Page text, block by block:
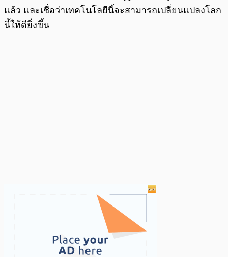
แล้ว และเชื่อว่าเทคโนโลยีนี้จะสามารถเปลี่ยนแปลงโลก
นี้ให้ดียิ่งขึ้น